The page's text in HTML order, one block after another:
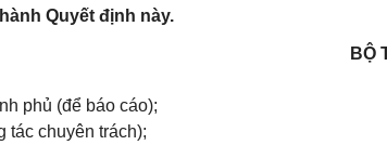
Quyết định này.
phủ (để báo cáo);
tác chuyên trách);
BỘ